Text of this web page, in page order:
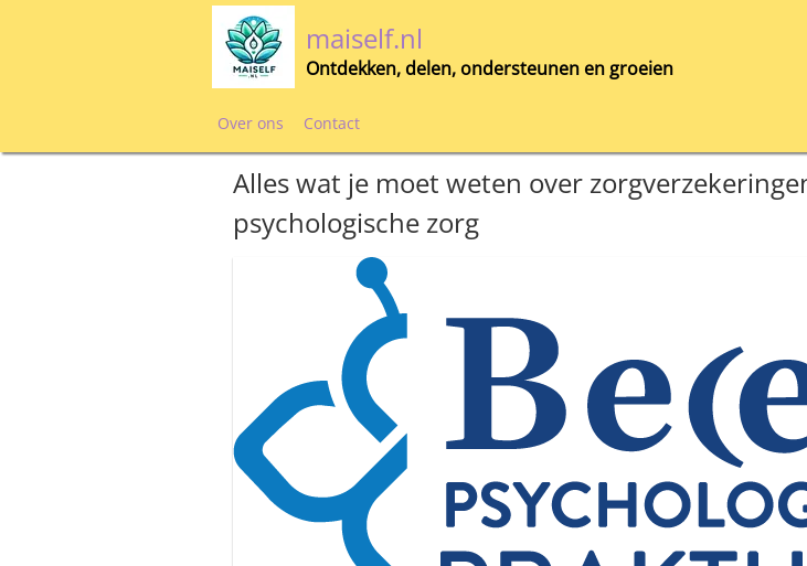
maiself.nl
Ontdekken, delen, ondersteunen en groeien
Over ons Contact
Alles wat je moet weten over
psychologische zorg